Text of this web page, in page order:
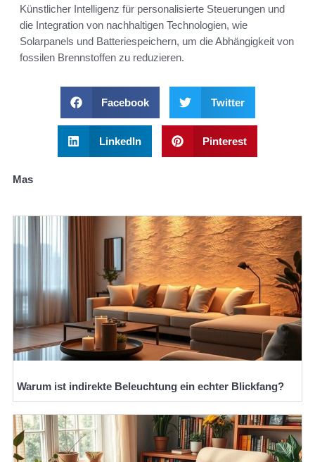
Künstlicher Intelligenz für personalisierte Steuerungen und
die Integration von nachhaltigen Technologien, wie
Solarpanels und Batteriespeichern, um die Abhängigkeit von
fossilen Brennstoffen zu reduzieren.
Facebook Twitter
LinkedIn Pinterest
Mas
Warum ist indirekte Beleuchtung ein echter Blickfang?